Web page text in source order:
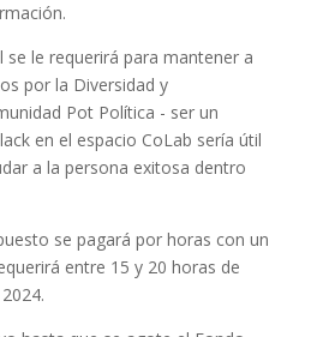
le requerirá para mantener a
por la Diversidad y
Pot Política - ser un
en el espacio CoLab sería útil
a la persona exitosa dentro
se pagará por horas con un
entre 15 y 20 horas de